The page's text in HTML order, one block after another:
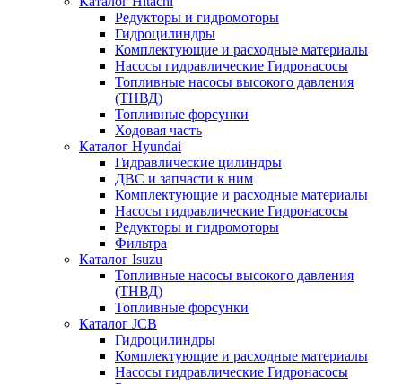
Редукторы и гидромоторы
Гидроцилиндры
Комплектующие и расходные материалы
Насосы гидравлические Гидронасосы
Топливные насосы высокого давления
(ТНВД)
Топливные форсунки
Ходовая часть
Каталог Hyundai
Гидравлические цилиндры
ДВС и запчасти к ним
Комплектующие и расходные материалы
Насосы гидравлические Гидронасосы
Редукторы и гидромоторы
Фильтра
Каталог Isuzu
Топливные насосы высокого давления
(ТНВД)
Топливные форсунки
Каталог JCB
Гидроцилиндры
Комплектующие и расходные материалы
Насосы гидравлические Гидронасосы